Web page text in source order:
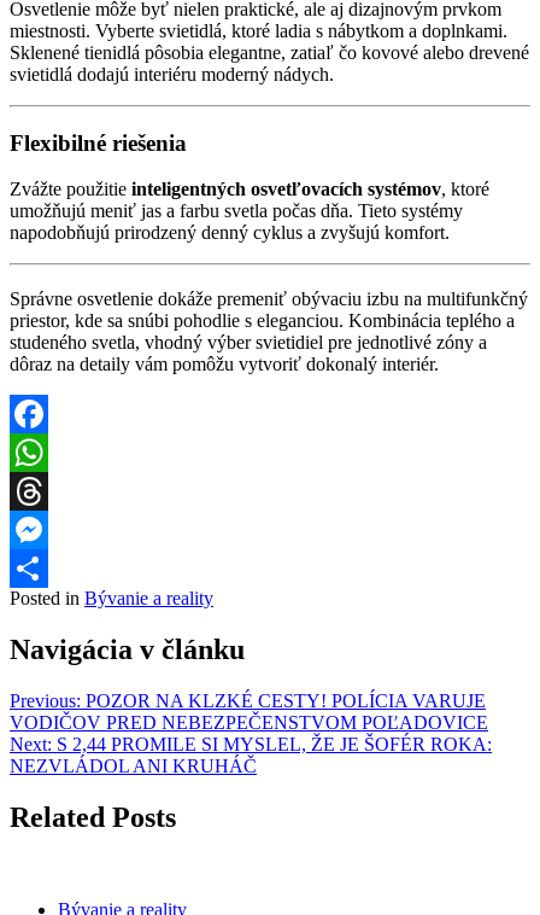
Osvetlenie môže byť nielen praktické, ale aj dizajnovým prvkom
miestnosti. Vyberte svietidlá, ktoré ladia s nábytkom a doplnkami.
Sklenené tienidlá pôsobia elegantne, zatiaľ čo kovové alebo drevené
svietidlá dodajú interiéru moderný nádych.
Flexibilné riešenia
Zvážte použitie inteligentných osvetľovacích systémov, ktoré
umožňujú meniť jas a farbu svetla počas dňa. Tieto systémy
napodobňujú prirodzený denný cyklus a zvyšujú komfort.
Správne osvetlenie dokáže premeniť obývaciu izbu na multifunkčný
priestor, kde sa snúbi pohodlie s eleganciou. Kombinácia teplého a
studeného svetla, vhodný výber svietidiel pre jednotlivé zóny a
dôraz na detaily vám pomôžu vytvoriť dokonalý interiér.
Facebook
WhatsApp
Threads
Messenger
Share
Posted in Bývanie a reality
Navigácia v článku
Previous: POZOR NA KLZKÉ CESTY! POLÍCIA VARUJE
VODIČOV PRED NEBEZPEČENSTVOM POĽADOVICE
Next: S 2,44 PROMILE SI MYSLEL, ŽE JE ŠOFÉR ROKA:
NEZVLÁDOL ANI KRUHÁČ
Related Posts
Bývanie a reality